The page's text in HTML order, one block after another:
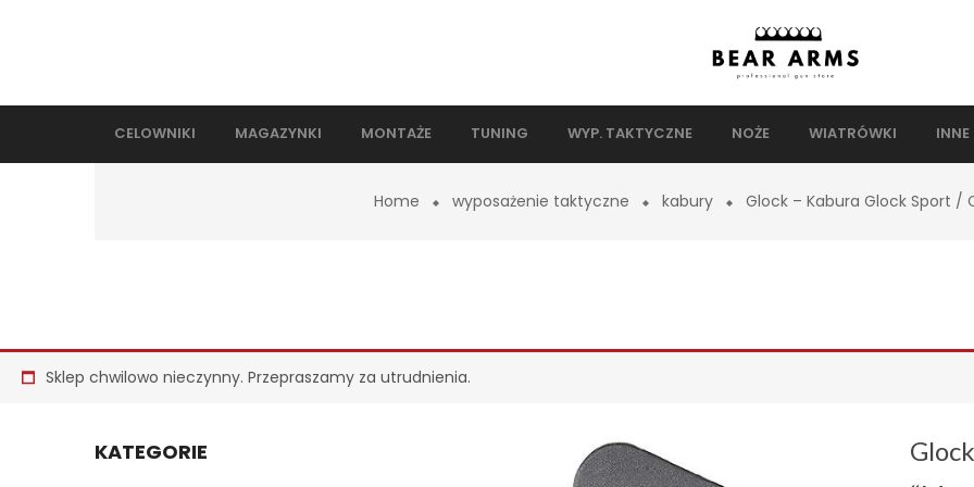
CELOWNIKI MAGAZYNKI MONTAŻE TUNING WYP. TAKTYCZNE NOŻE WIATRÓWKI INNE
Home wyposażenie taktyczne kabury Glock – Kabura Glock Sport /
Sklep chwilowo nieczynny. Przepraszamy za utrudnienia.
KATEGORIE